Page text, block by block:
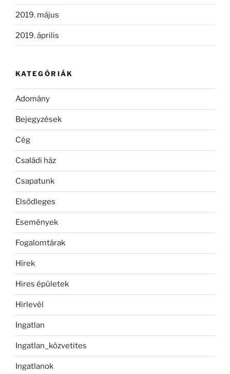
2019. május
2019. április
KATEGÓRIÁK
Adomány
Bejegyzések
Cég
Családi ház
Csapatunk
Elsődleges
Események
Fogalomtárak
Hírek
Hires épületek
Hirlevél
Ingatlan
Ingatlan_közvetites
Ingatlanok